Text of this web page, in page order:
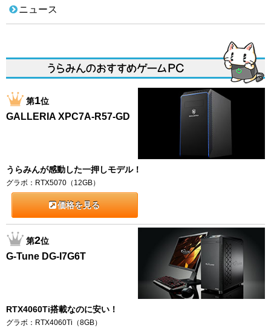
ニュース
第1位
GALLERIA XPC7A-R57-GD
うらみんが感動した一押しモデル！
グラボ：RTX5070（12GB）
価格を見る
第2位
G-Tune DG-I7G6T
RTX4060Ti搭載なのに安い！
グラボ：RTX4060Ti（8GB）